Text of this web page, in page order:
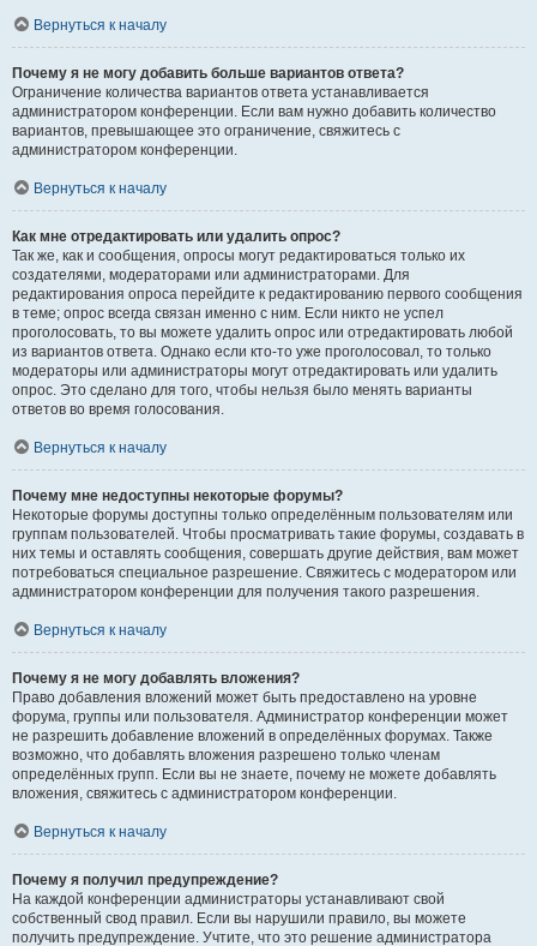
Вернуться к началу
Почему я не могу добавить больше вариантов ответа?
Ограничение количества вариантов ответа устанавливается
администратором конференции. Если вам нужно добавить количество
вариантов, превышающее это ограничение, свяжитесь с
администратором конференции.
Вернуться к началу
Как мне отредактировать или удалить опрос?
Так же, как и сообщения, опросы могут редактироваться только их
создателями, модераторами или администраторами. Для
редактирования опроса перейдите к редактированию первого сообщения
в теме; опрос всегда связан именно с ним. Если никто не успел
проголосовать, то вы можете удалить опрос или отредактировать любой
из вариантов ответа. Однако если кто-то уже проголосовал, то только
модераторы или администраторы могут отредактировать или удалить
опрос. Это сделано для того, чтобы нельзя было менять варианты
ответов во время голосования.
Вернуться к началу
Почему мне недоступны некоторые форумы?
Некоторые форумы доступны только определённым пользователям или
группам пользователей. Чтобы просматривать такие форумы, создавать в
них темы и оставлять сообщения, совершать другие действия, вам может
потребоваться специальное разрешение. Свяжитесь с модератором или
администратором конференции для получения такого разрешения.
Вернуться к началу
Почему я не могу добавлять вложения?
Право добавления вложений может быть предоставлено на уровне
форума, группы или пользователя. Администратор конференции может
не разрешить добавление вложений в определённых форумах. Также
возможно, что добавлять вложения разрешено только членам
определённых групп. Если вы не знаете, почему не можете добавлять
вложения, свяжитесь с администратором конференции.
Вернуться к началу
Почему я получил предупреждение?
На каждой конференции администраторы устанавливают свой
собственный свод правил. Если вы нарушили правило, вы можете
получить предупреждение. Учтите, что это решение администратора